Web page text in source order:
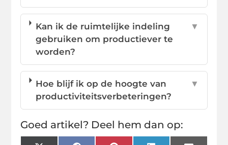
Kan ik de ruimtelijke indeling
gebruiken om productiever te
worden?
▼
Hoe blijf ik op de hoogte van
productiviteitsverbeteringen?
▼
Goed artikel? Deel hem dan op: